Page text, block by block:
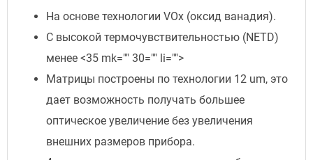
На основе технологии VOx (оксид ванадия).
С высокой термочувствительностью (NETD)
менее <35 mk="" 30="" li="">
Матрицы построены по технологии 12 um, это
дает возможность получать большее
оптическое увеличение без увеличения
внешних размеров прибора.